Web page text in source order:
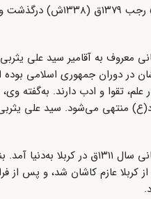
در دوران جمهوری اسلامی
علم،‌ تقوا و ادب دارند.
منتهی می‌شود. سید علی
کربلا عازم کاشان شد، و پس از